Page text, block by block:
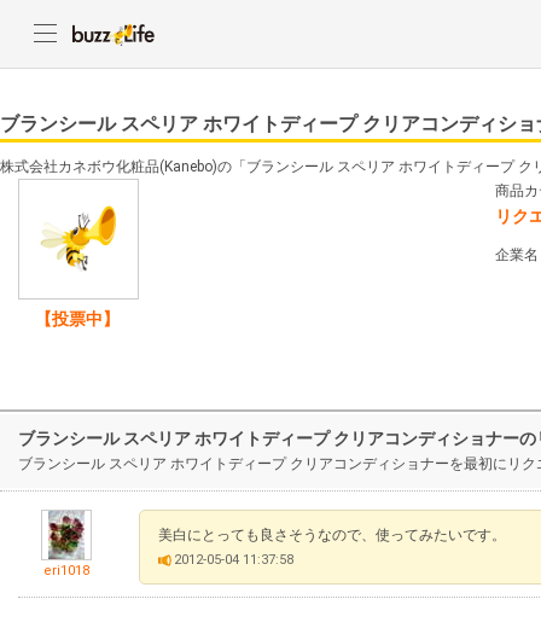
ブランシール スペリア ホワイトディープ クリアコンディショ
株式会社カネボウ化粧品(Kanebo)の「ブランシール スペリア ホワイトディープ
【投票中】
商品
リク
企業
ブランシール スペリア ホワイトディープ クリアコンディショナー
ブランシール スペリア ホワイトディープ クリアコンディショナーを最初にリ
eri1018
美白にとっても良さそうなので、使ってみたいです。
2012-05-04 11:37:58